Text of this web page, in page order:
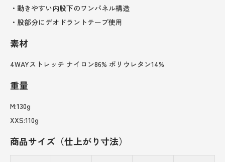
・動きやすい内股下のワンパネル構造
・股部分にデオドラントテープ使用
素材
4WAYストレッチ ナイロン86% ポリウレタン14%
重量
M:130g
XXS:110g
商品サイズ（仕上がり寸法）